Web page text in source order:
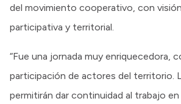
del movimiento cooperativo, con
participativa y territorial.
“Fue una jornada muy enriquecedora,
participación de actores del territorio.
permitirán dar continuidad al trabajo